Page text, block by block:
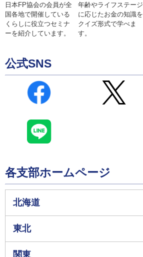
日本FP協会の会員が全
国各地で開催している
くらしに役立つセミナ
ーを紹介しています。
年齢やライフステージ
に応じたお金の知識を
クイズ形式で学べま
す。
公式SNS
各支部ホームページ
北海道
東北
関東